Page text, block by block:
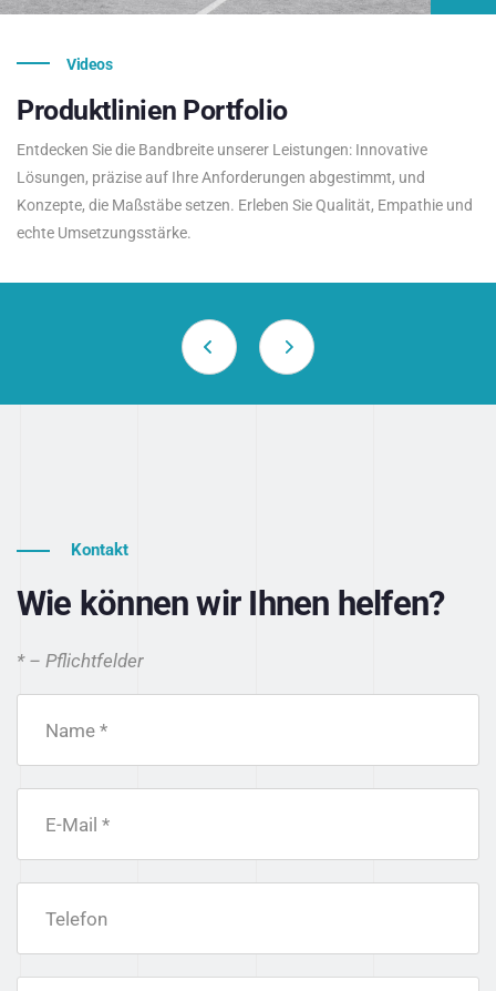
Videos
Produktlinien Portfolio
Entdecken Sie die Bandbreite unserer Leistungen: Innovative
Lösungen, präzise auf Ihre Anforderungen abgestimmt, und
Konzepte, die Maßstäbe setzen. Erleben Sie Qualität, Empathie und
echte Umsetzungsstärke.
Kontakt
Wie können wir Ihnen helfen?
* – Pflichtfelder
Name *
E-Mail *
Telefon